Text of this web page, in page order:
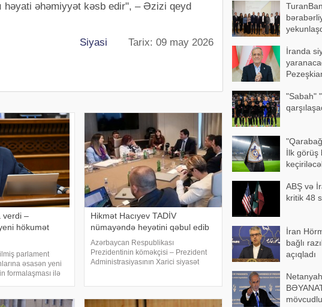
həyati əhəmiyyət kəsb edir", – Əzizi qeyd
Siyasi Tarix: 09 may 2026
verdi –
hökumət
parlament
əsasən yeni
formalaşması ilə
Nikol
Hikmət Hacıyev TADİV
nümayəndə heyətini qəbul edib
Azərbaycan Respublikası
Prezidentinin köməkçisi – Prezident
Administrasiyasının Xarici siyasət
(TADİV) və Mədəniyyətləraras
İranda
"Sabah"
İlk görüş
ABŞ və
kritik 48
İran
bağlı
açıqladı